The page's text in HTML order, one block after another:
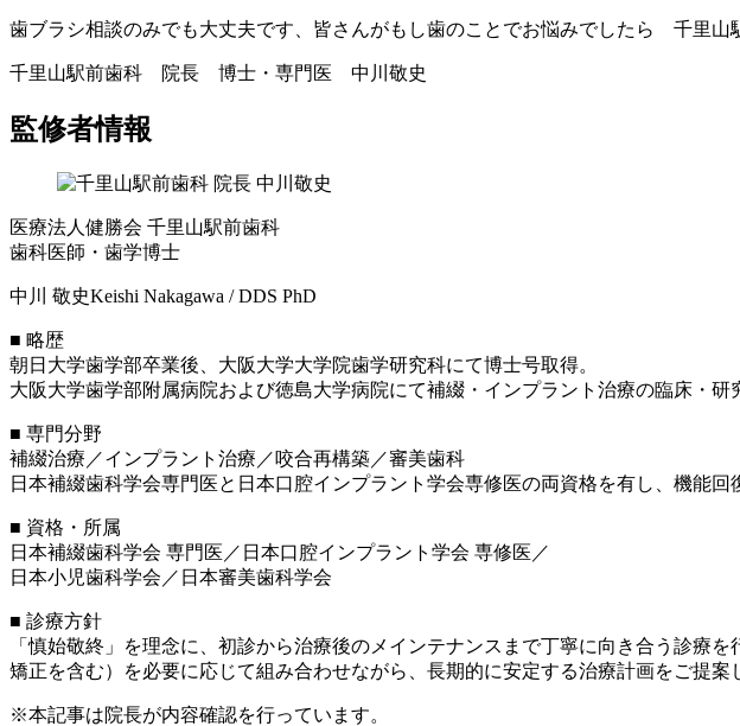
歯ブラシ相談のみでも大丈夫です、皆さんがもし歯のことでお悩みでしたら 千里山
千里山駅前歯科 院長 博士・専門医 中川敬史
監修者情報
医療法人健勝会 千里山駅前歯科
歯科医師・歯学博士
中川 敬史Keishi Nakagawa / DDS PhD
■ 略歴
朝日大学歯学部卒業後、大阪大学大学院歯学研究科にて博士号取得。
大阪大学歯学部附属病院および徳島大学病院にて補綴・インプラント治療の臨床・研
■ 専門分野
補綴治療／インプラント治療／咬合再構築／審美歯科
日本補綴歯科学会専門医と日本口腔インプラント学会専修医の両資格を有し、機能
■ 資格・所属
日本補綴歯科学会 専門医／日本口腔インプラント学会 専修医／
日本小児歯科学会／日本審美歯科学会
■ 診療方針
「慎始敬終」を理念に、初診から治療後のメインテナンスまで丁寧に向き合う診療
矯正を含む）を必要に応じて組み合わせながら、長期的に安定する治療計画をご提案
※本記事は院長が内容確認を行っています。